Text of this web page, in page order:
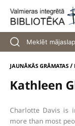
content
JAUNĀKĀS GRĀMATAS /
Kathleen
Charlotte Davis is
more than most